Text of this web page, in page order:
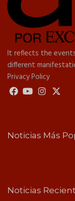
It reflects the
different
Privacy Policy
Noticias Más
Noticias